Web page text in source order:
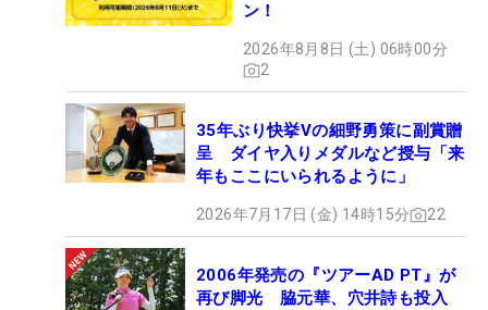
ン！
2026年8月8日 (土) 06時00分
2
35年ぶり快挙Vの細野勇策に副賞贈
呈 ダイヤ入りメダルなど授与「来
年もここにいられるように」
2026年7月17日 (金) 14時15分 22
2006年発売の『ツアーAD PT』が
再び脚光 脇元華、穴井詩も投入